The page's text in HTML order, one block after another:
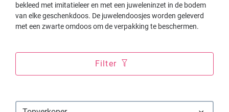
bekleed met imitatieleer en met een juweleninzet in de bodem
van elke geschenkdoos. De juwelendoosjes worden geleverd
met een zwarte omdoos om de verpakking te beschermen.
Filter